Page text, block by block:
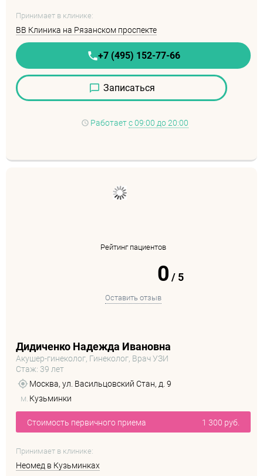
Принимает в клинике:
ВВ Клиника на Рязанском проспекте
+7 (495) 152-77-66
Записаться
Работает с 09:00 до 20:00
Рейтинг пациентов
0 /5
Оставить отзыв
Дидиченко Надежда Ивановна
Акушер-гинеколог, Гинеколог, Врач УЗИ
Стаж: 39 лет
Москва, ул. Васильцовский Стан, д. 9
м. Кузьминки
Стоимость первичного приема 1 300 руб.
Принимает в клинике:
Неомед в Кузьминках